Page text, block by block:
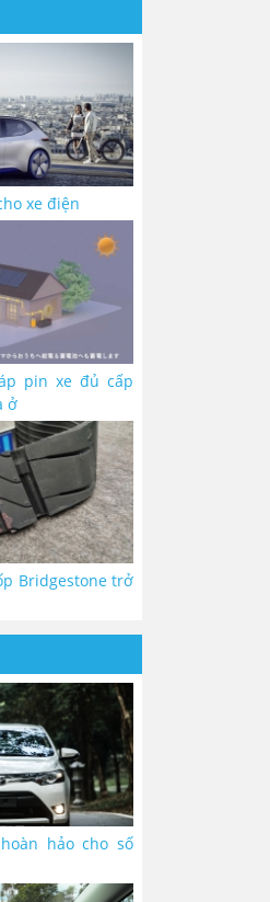
xe điện
pin xe đủ cấp
ở
Bridgestone trở
hảo cho số